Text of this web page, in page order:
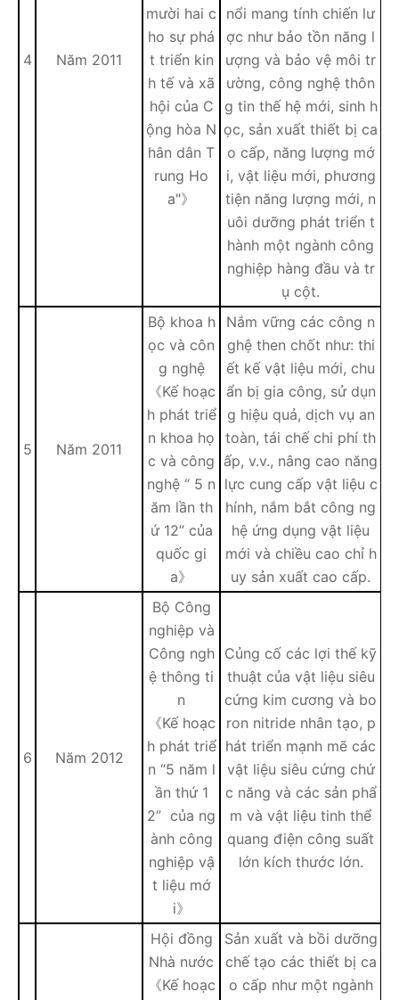
4 Năm 2011
mười hai c
ho sự phá
t triển kin
h tế và xã
hội của C
ộng hòa N
hân dân T
rung Ho
a"》
nổi mang tính chiến lư
ợc như bảo tồn năng l
ượng và bảo vệ môi tr
ường, công nghệ thôn
g tin thế hệ mới, sinh h
ọc, sản xuất thiết bị ca
o cấp, năng lượng mớ
i, vật liệu mới, phương
tiện năng lượng mới, n
uôi dưỡng phát triển t
hành một ngành công
nghiệp hàng đầu và tr
ụ cột.
5 Năm 2011
Bộ khoa h
ọc và côn
g nghệ
《Kế hoạc
h phát triể
n khoa họ
c và công
nghệ “ 5 n
ăm lần th
ứ 12” của
quốc gi
a》
Nắm vững các công n
ghệ then chốt như: thi
ết kế vật liệu mới, chu
ẩn bị gia công, sử dụn
g hiệu quả, dịch vụ an
toàn, tái chế chi phí th
ấp, v.v., nâng cao năng
lực cung cấp vật liệu c
hính, nắm bắt công ng
hệ ứng dụng vật liệu
mới và chiều cao chỉ h
uy sản xuất cao cấp.
6 Năm 2012
Bộ Công
nghiệp và
Công ngh
ệ thông ti
n
《Kế hoạc
h phát triể
n “5 năm l
ần thứ 1
2” của ng
ành công
nghiệp vậ
t liệu mớ
i》
Củng cố các lợi thế kỹ
thuật của vật liệu siêu
cứng kim cương và bo
ron nitride nhân tạo, p
hát triển mạnh mẽ các
vật liệu siêu cứng chứ
c năng và các sản phẩ
m và vật liệu tinh thể
quang điện công suất
lớn kích thước lớn.
Hội đồng
Nhà nước
《Kế hoạc
Sản xuất và bồi dưỡng
chế tạo các thiết bị ca
o cấp như một ngành